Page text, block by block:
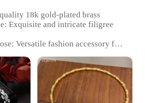
18k gold-plated brass
Exquisite and intricate filigree
Versatile fashion accessory for
in sets of 18 pieces
Property: Durable and resistant to
Ideal for fashion-forward